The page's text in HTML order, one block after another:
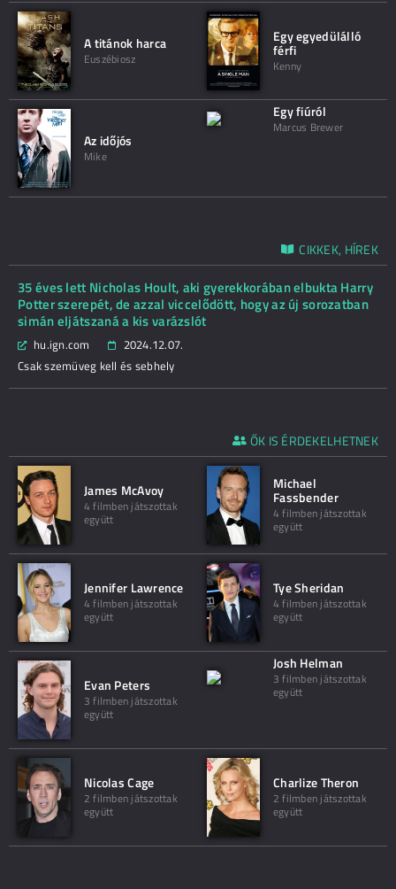
A titánok harca
Euszébiosz
Egy egyedülálló
férfi
Kenny
Az időjós
Mike
Egy fiúról
Marcus Brewer
CIKKEK, HÍREK
35 éves lett Nicholas Hoult, aki gyerekkorában elbukta Harry
Potter szerepét, de azzal viccelődött, hogy az új sorozatban
simán eljátszaná a kis varázslót
hu.ign.com
2024.12.07.
Csak szemüveg kell és sebhely
ŐK IS ÉRDEKELHETNEK
James McAvoy
4 filmben játszottak
együtt
Michael
Fassbender
4 filmben játszottak
együtt
Jennifer Lawrence
4 filmben játszottak
együtt
Tye Sheridan
4 filmben játszottak
együtt
Evan Peters
3 filmben játszottak
együtt
Josh Helman
3 filmben játszottak
együtt
Nicolas Cage
2 filmben játszottak
együtt
Charlize Theron
2 filmben játszottak
együtt